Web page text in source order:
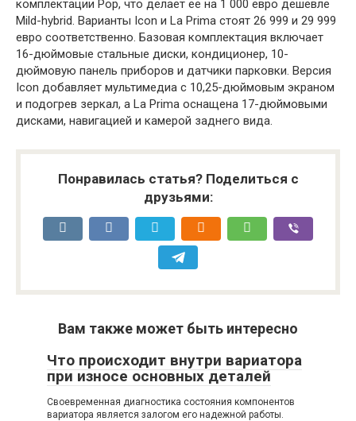
комплектации Pop, что делает ее на 1 000 евро дешевле
Mild-hybrid. Варианты Icon и La Prima стоят 26 999 и 29 999
евро соответственно. Базовая комплектация включает
16-дюймовые стальные диски, кондиционер, 10-
дюймовую панель приборов и датчики парковки. Версия
Icon добавляет мультимедиа с 10,25-дюймовым экраном
и подогрев зеркал, а La Prima оснащена 17-дюймовыми
дисками, навигацией и камерой заднего вида.
Понравилась статья? Поделиться с
друзьями:
Вам также может быть интересно
Что происходит внутри вариатора
при износе основных деталей
Своевременная диагностика состояния компонентов
вариатора является залогом его надежной работы.